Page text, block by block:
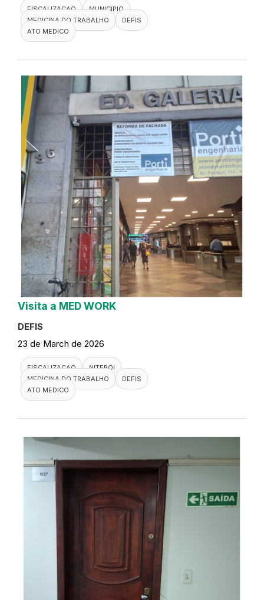
FISCALIZACAO
MUNICIPIO
MEDICINA DO TRABALHO
DEFIS
ATO MEDICO
Visita a MED WORK
DEFIS
23 de March de 2026
FISCALIZACAO
NITEROI
MEDICINA DO TRABALHO
DEFIS
ATO MEDICO